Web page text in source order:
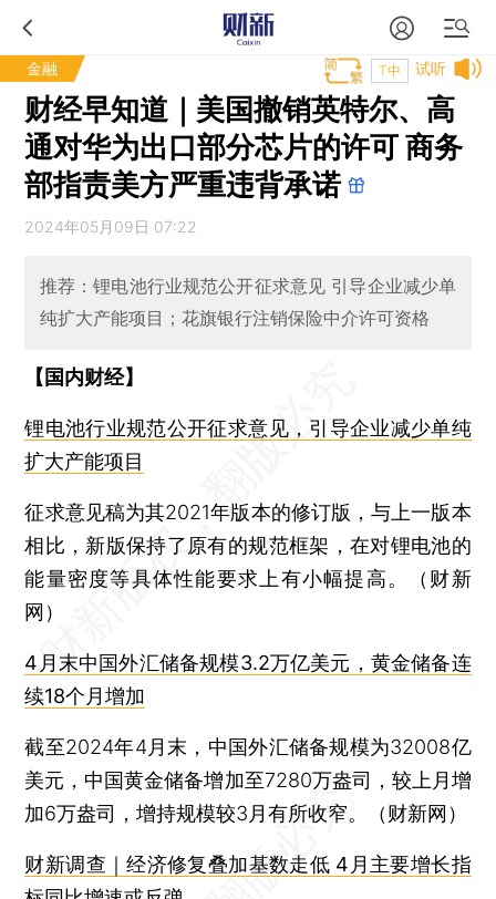
金融 试听
T中
财经早知道｜美国撤销英特尔、高
通对华为出口部分芯片的许可 商务
部指责美方严重违背承诺
2024年05月09日 07:22
推荐：锂电池行业规范公开征求意见 引导企业减少单
纯扩大产能项目；花旗银行注销保险中介许可资格
【国内财经】
锂电池行业规范公开征求意见，引导企业减少单纯
扩大产能项目
征求意见稿为其2021年版本的修订版，与上一版本
相比，新版保持了原有的规范框架，在对锂电池的
能量密度等具体性能要求上有小幅提高。（财新
网）
4月末中国外汇储备规模3.2万亿美元，黄金储备连
续18个月增加
截至2024年4月末，中国外汇储备规模为32008亿
美元，中国黄金储备增加至7280万盎司，较上月增
加6万盎司，增持规模较3月有所收窄。（财新网）
财新调查｜经济修复叠加基数走低 4月主要增长指